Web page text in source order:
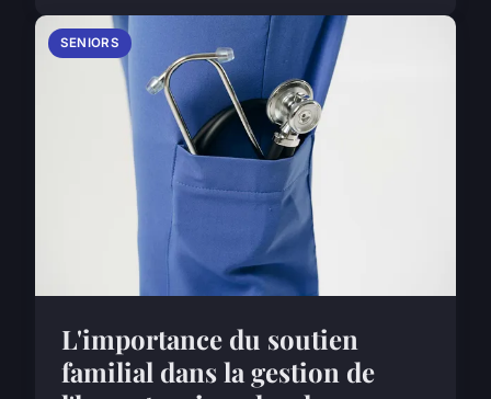
SENIORS
L'importance du soutien
familial dans la gestion de